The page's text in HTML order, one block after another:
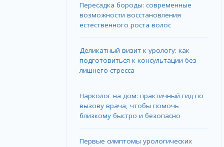
Пересадка бороды: современные
возможности восстановления
естественного роста волос
Деликатный визит к урологу: как
подготовиться к консультации без
лишнего стресса
Нарколог на дом: практичный гид по
вызову врача, чтобы помочь
близкому быстро и безопасно
Первые симптомы урологических